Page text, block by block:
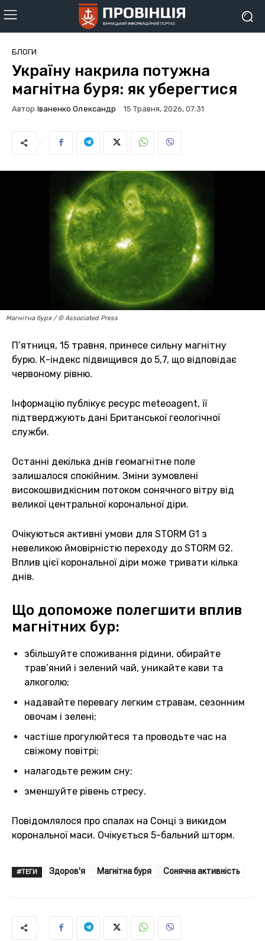
БЛОГИ
Україну накрила потужна
магнітна буря: як уберегтися
Автор Іваненко Олександр 15 Травня, 2026, 07:31
Магнітна буря / © Associated Press
П’ятниця, 15 травня, принесе сильну магнітну
бурю. К-індекс підвищився до 5,7, що відповідає
червоному рівню.
Інформацію публікує ресурс meteoagent, її
підтверджують дані Британської геологічної
служби.
Останні декілька днів геомагнітне поле
залишалося спокійним. Зміни зумовлені
високошвидкісним потоком сонячного вітру від
великої центральної корональної діри.
Очікуються активні умови для STORM G1 з
невеликою ймовірністю переходу до STORM G2.
Вплив цієї корональної діри може тривати кілька
днів.
Що допоможе полегшити вплив
магнітних бур:
збільшуйте споживання рідини, обирайте
трав’яний і зелений чай, уникайте кави та
алкоголю;
надавайте перевагу легким стравам, сезонним
овочам і зелені;
частіше прогулюйтеся та проводьте час на
свіжому повітрі;
налагодьте режим сну;
зменшуйте рівень стресу.
Повідомлялося про спалах на Сонці з викидом
корональної маси. Очікується 5-бальний шторм.
#ТЕГИ Здоров'я Магнітна буря Сонячна активність